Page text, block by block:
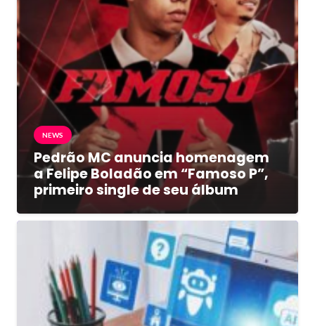
NEWS
Pedrão MC anuncia homenagem
a Felipe Boladão em “Famoso P”,
primeiro single de seu álbum